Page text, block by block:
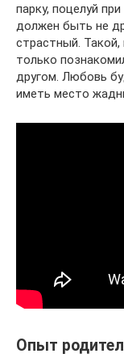
парку, поцелуй
должен быть не
страстный.
только
другом. Любовь
иметь место
Опыт